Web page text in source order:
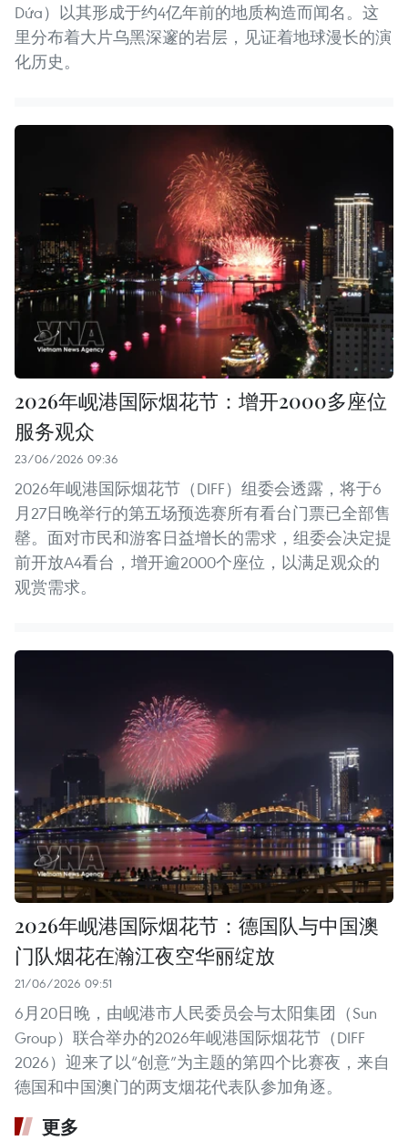
Dứa）以其形成于约4亿年前的地质构造而闻名。这
里分布着大片乌黑深邃的岩层，见证着地球漫长的演
化历史。
2026年岘港国际烟花节：增开2000多座位
服务观众
23/06/2026 09:36
2026年岘港国际烟花节（DIFF）组委会透露，将于6
月27日晚举行的第五场预选赛所有看台门票已全部售
罄。面对市民和游客日益增长的需求，组委会决定提
前开放A4看台，增开逾2000个座位，以满足观众的
观赏需求。
2026年岘港国际烟花节：德国队与中国澳
门队烟花在瀚江夜空华丽绽放
21/06/2026 09:51
6月20日晚，由岘港市人民委员会与太阳集团（Sun
Group）联合举办的2026年岘港国际烟花节（DIFF
2026）迎来了以“创意”为主题的第四个比赛夜，来自
德国和中国澳门的两支烟花代表队参加角逐。
更多